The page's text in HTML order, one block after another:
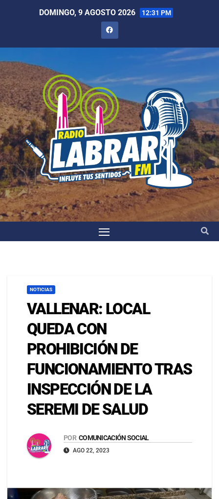
DOMINGO, 9 AGOSTO 2026 12:31 PM
NOTICIAS
VALLENAR: LOCAL
QUEDA CON
PROHIBICIÓN DE
FUNCIONAMIENTO TRAS
INSPECCIÓN DE LA
SEREMI DE SALUD
POR COMUNICACIÓN SOCIAL
AGO 22, 2023